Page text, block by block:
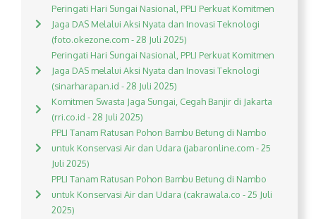
Peringati Hari Sungai Nasional, PPLI Perkuat Komitmen
Jaga DAS Melalui Aksi Nyata dan Inovasi Teknologi
(foto.okezone.com - 28 Juli 2025)
Peringati Hari Sungai Nasional, PPLI Perkuat Komitmen
Jaga DAS melalui Aksi Nyata dan Inovasi Teknologi
(sinarharapan.id - 28 Juli 2025)
Komitmen Swasta Jaga Sungai, Cegah Banjir di Jakarta
(rri.co.id - 28 Juli 2025)
PPLI Tanam Ratusan Pohon Bambu Betung di Nambo
untuk Konservasi Air dan Udara (jabaronline.com - 25
Juli 2025)
PPLI Tanam Ratusan Pohon Bambu Betung di Nambo
untuk Konservasi Air dan Udara (cakrawala.co - 25 Juli
2025)